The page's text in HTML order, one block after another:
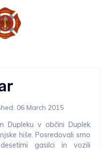
06 March 2015
Dupleku v občini Duplek
hiše. Posredovali smo
gasilci in vozili